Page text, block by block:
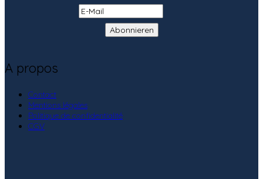
A propos
Contact
Mentions légales
Politique de confidentialité
CGV